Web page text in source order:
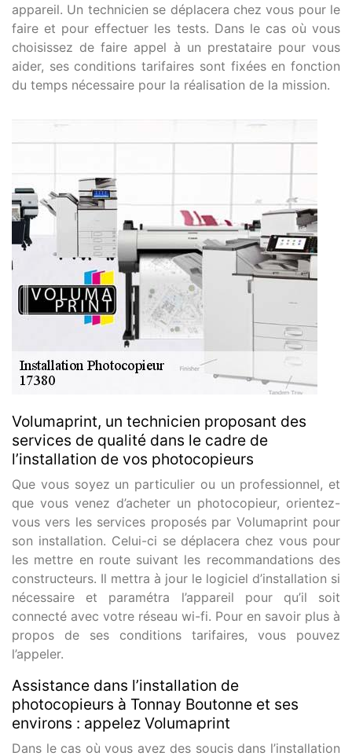
appareil. Un technicien se déplacera chez vous pour le
faire et pour effectuer les tests. Dans le cas où vous
choisissez de faire appel à un prestataire pour vous
aider, ses conditions tarifaires sont fixées en fonction
du temps nécessaire pour la réalisation de la mission.
Volumaprint, un technicien proposant des
services de qualité dans le cadre de
l’installation de vos photocopieurs
Que vous soyez un particulier ou un professionnel, et
que vous venez d’acheter un photocopieur, orientez-
vous vers les services proposés par Volumaprint pour
son installation. Celui-ci se déplacera chez vous pour
les mettre en route suivant les recommandations des
constructeurs. Il mettra à jour le logiciel d’installation si
nécessaire et paramétra l’appareil pour qu’il soit
connecté avec votre réseau wi-fi. Pour en savoir plus à
propos de ses conditions tarifaires, vous pouvez
l’appeler.
Assistance dans l’installation de
photocopieurs à Tonnay Boutonne et ses
environs : appelez Volumaprint
Dans le cas où vous avez des soucis dans l’installation